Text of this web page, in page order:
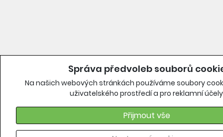
Správa předvoleb souborů
Na našich webových stránkách používáme soubory
uživatelského prostředí a pro reklamní
Přijmout vše